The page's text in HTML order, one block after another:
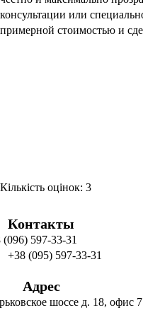
шоссе д. 18, офис 7
Контакты